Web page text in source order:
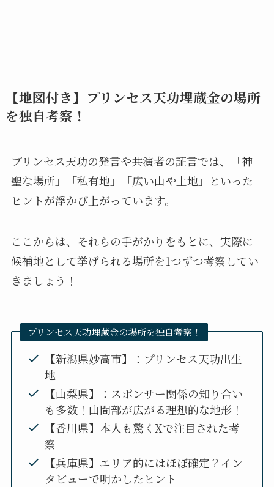
【地図付き】プリンセス天功埋蔵金の場所
を独自考察！
プリンセス天功の発言や共演者の証言では、「神
聖な場所」「私有地」「広い山や土地」といった
ヒントが浮かび上がっています。
ここからは、それらの手がかりをもとに、実際に
候補地として挙げられる場所を1つずつ考察してい
きましょう！
プリンセス天功埋蔵金の場所を独自考察！
【新潟県妙高市】：プリンセス天功出生
地
【山梨県】：スポンサー関係の知り合い
も多数！山間部が広がる理想的な地形！
【香川県】本人も驚くXで注目された考
察
【兵庫県】エリア的にはほぼ確定？イン
タビューで明かしたヒント